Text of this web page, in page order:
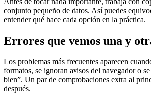
Antes de tocar nada importante, trabaja con
conjunto pequeño de datos. Así puedes
entender qué hace cada opción en la práctica.
Errores que vemos una y
Los problemas más frecuentes aparecen
formatos, se ignoran avisos del navegador o se
bien”. Un par de comprobaciones extra al
después.